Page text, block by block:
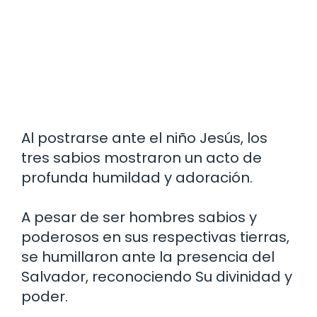
Al postrarse ante el niño Jesús, los
tres sabios mostraron un acto de
profunda humildad y adoración.
A pesar de ser hombres sabios y
poderosos en sus respectivas tierras,
se humillaron ante la presencia del
Salvador, reconociendo Su divinidad y
poder.